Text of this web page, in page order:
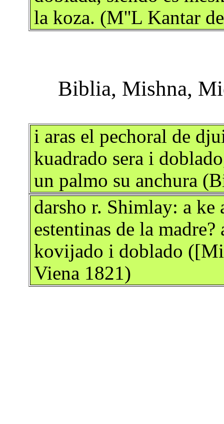
la koza. (M''L Kantar
i aras el pechoral de
kuadrado sera i
un palmo su anchura
darsho r. Shimlay: a ke
estentinas de la
kovijado i doblado
Viena 1821)